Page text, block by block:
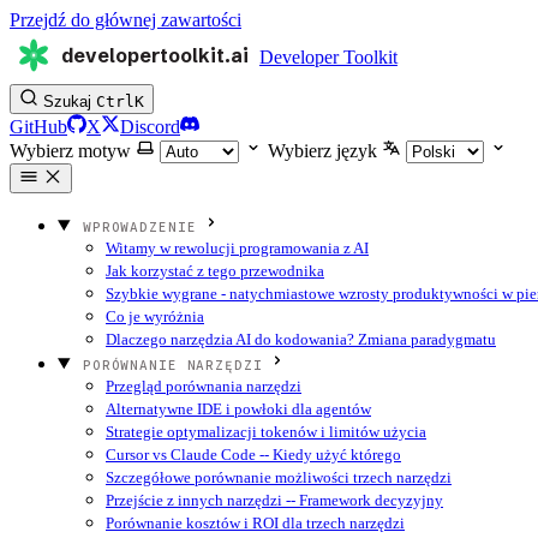
Przejdź do głównej zawartości
developertoolkit.ai Developer Toolkit
Szukaj CtrlK
GitHub X
Discord
Wybierz motyw
Wybierz język
WPROWADZENIE
Witamy w rewolucji programowania z AI
Jak korzystać z tego przewodnika
Szybkie wygrane - natychmiastowe wzrosty produktywności w
Co je wyróżnia
Dlaczego narzędzia AI do kodowania? Zmiana paradygmatu
PORÓWNANIE NARZĘDZI
Przegląd porównania narzędzi
Alternatywne IDE i powłoki dla agentów
Strategie optymalizacji tokenów i limitów użycia
Cursor vs Claude Code -- Kiedy użyć którego
Szczegółowe porównanie możliwości trzech narzędzi
Przejście z innych narzędzi -- Framework decyzyjny
Porównanie kosztów i ROI dla trzech narzędzi